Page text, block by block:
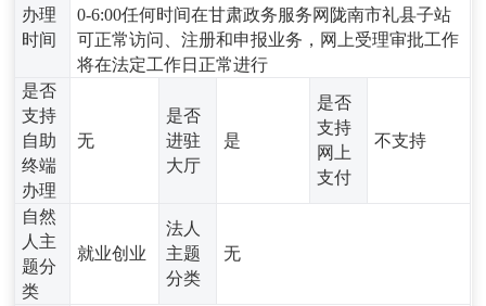
办理
时间
0-6:00任何时间在甘肃政务服务网陇南市礼县子站
可正常访问、注册和申报业务，网上受理审批工作
将在法定工作日正常进行
是否
支持
自助
终端
办理
无
是否
进驻
大厅
是
是否
支持
网上
支付
不支持
自然
人主
题分
类
就业创业
法人
主题
分类
无